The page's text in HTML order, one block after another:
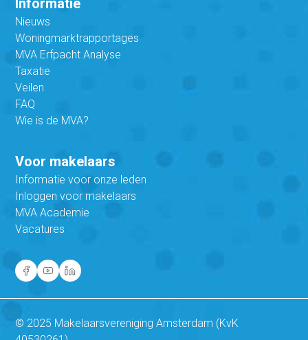
Nieuws
Woningmarktrapportages
MVA Erfpacht Analyse
Taxatie
Veilen
FAQ
Wie is de MVA?
Voor makelaars
Informatie voor onze leden
Inloggen voor makelaars
MVA Academie
Vacatures
© 2025 Makelaarsvereniging Amsterdam (KvK